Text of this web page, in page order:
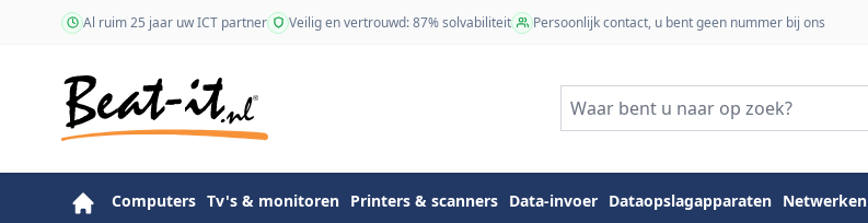
Ga naar de inhoudAl ruim 25 jaar uw ICT partner Veilig en vertrouwd: 87% solvabiliteit Persoonlijk contact, u bent geen nummer bij ons
Computers Tv's & monitoren Printers & scanners Data-invoer Dataopslagapparaten Netwerken